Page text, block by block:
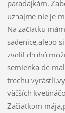
paradajkám.
uznajme nie je
Na začiatku
sadenice,alebo
zvolil druhú
semienka do
trochu
väčších
Začiatkom